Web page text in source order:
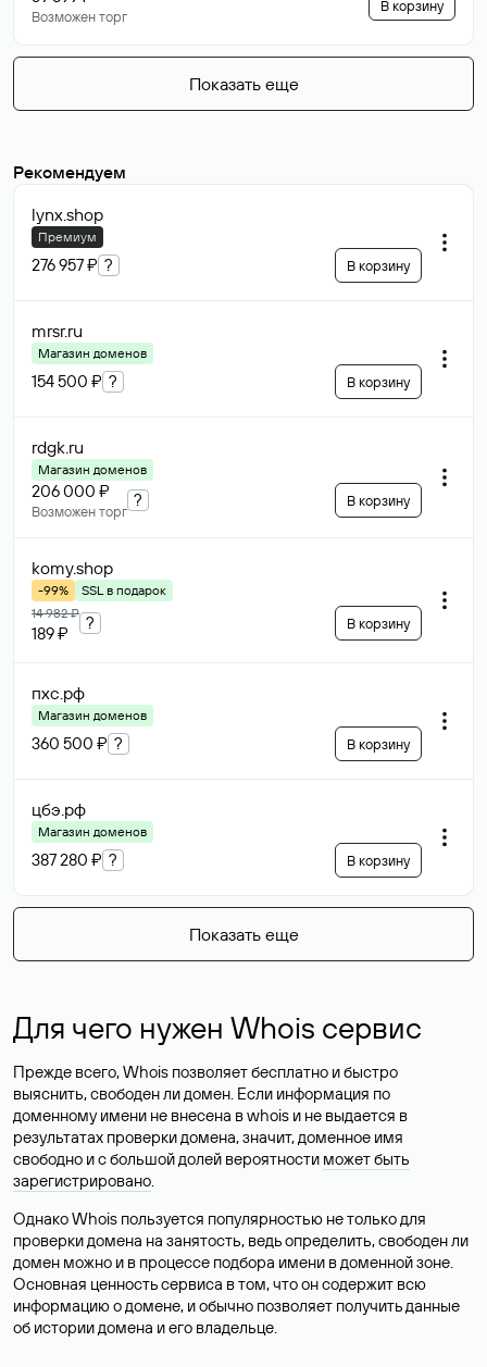
Возможен торг
В корзину
Показать еще
Рекомендуем
lynx.shop
Премиум
276 957 ₽ ? В корзину
mrsr.ru
Магазин доменов
154 500 ₽ ? В корзину
rdgk.ru
Магазин доменов
206 000 ₽
Возможен торг
? В корзину
komy.shop
-99%
SSL в подарок
14 982 ₽
189 ₽
? В корзину
пхс.рф
Магазин доменов
360 500 ₽ ? В корзину
цбэ.рф
Магазин доменов
387 280 ₽ ? В корзину
Показать еще
Для чего нужен Whois сервис
Прежде всего, Whois позволяет бесплатно и быстро
выяснить, свободен ли домен. Если информация по
доменному имени не внесена в whois и не выдается в
результатах проверки домена, значит, доменное имя
свободно и с большой долей вероятности может быть
зарегистрировано.
Однако Whois пользуется популярностью не только для
проверки домена на занятость, ведь определить, свободен ли
домен можно и в процессе подбора имени в доменной зоне.
Основная ценность сервиса в том, что он содержит всю
информацию о домене, и обычно позволяет получить данные
об истории домена и его владельце.